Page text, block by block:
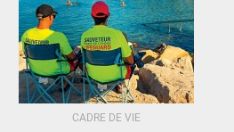
CADRE DE VIE